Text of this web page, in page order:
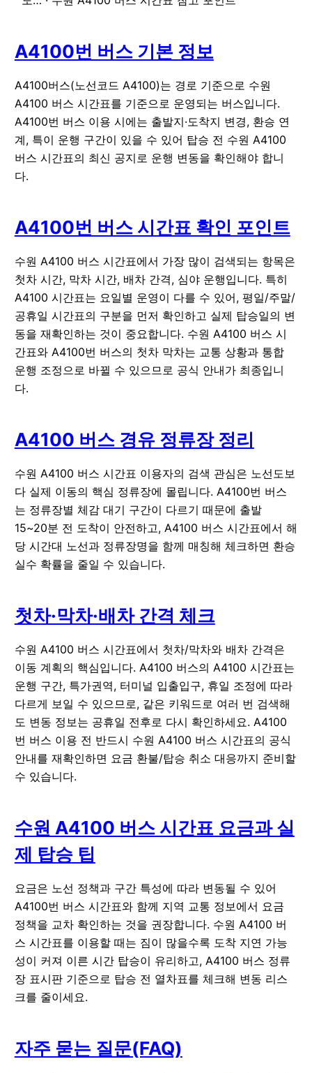
A4100번 버스 기본 정보
A4100버스(노선코드 A4100)는 경로 기준으로 수원
A4100 버스 시간표를 기준으로 운영되는 버스입니다.
A4100번 버스 이용 시에는 출발지·도착지 변경, 환승 연
계, 특이 운행 구간이 있을 수 있어 탑승 전 수원 A4100
버스 시간표의 최신 공지로 운행 변동을 확인해야 합니
다.
A4100번 버스 시간표 확인 포인트
수원 A4100 버스 시간표에서 가장 많이 검색되는 항목은
첫차 시간, 막차 시간, 배차 간격, 심야 운행입니다. 특히
A4100 시간표는 요일별 운영이 다를 수 있어, 평일/주말/
공휴일 시간표의 구분을 먼저 확인하고 실제 탑승일의 변
동을 재확인하는 것이 중요합니다. 수원 A4100 버스 시
간표와 A4100번 버스의 첫차 막차는 교통 상황과 통합
운행 조정으로 바뀔 수 있으므로 공식 안내가 최종입니
다.
A4100 버스 경유 정류장 정리
수원 A4100 버스 시간표 이용자의 검색 관심은 노선도보
다 실제 이동의 핵심 정류장에 몰립니다. A4100번 버스
는 정류장별 체감 대기 구간이 다르기 때문에 출발
15~20분 전 도착이 안전하고, A4100 버스 시간표에서 해
당 시간대 노선과 정류장명을 함께 매칭해 체크하면 환승
실수 확률을 줄일 수 있습니다.
첫차·막차·배차 간격 체크
수원 A4100 버스 시간표에서 첫차/막차와 배차 간격은
이동 계획의 핵심입니다. A4100 버스의 A4100 시간표는
운행 구간, 특가권역, 터미널 입출입구, 휴일 조정에 따라
다르게 보일 수 있으므로, 같은 키워드로 여러 번 검색해
도 변동 정보는 공휴일 전후로 다시 확인하세요. A4100
번 버스 이용 전 반드시 수원 A4100 버스 시간표의 공식
안내를 재확인하면 요금 환불/탑승 취소 대응까지 준비할
수 있습니다.
수원 A4100 버스 시간표 요금과 실
제 탑승 팁
요금은 노선 정책과 구간 특성에 따라 변동될 수 있어
A4100번 버스 시간표와 함께 지역 교통 정보에서 요금
정책을 교차 확인하는 것을 권장합니다. 수원 A4100 버
스 시간표를 이용할 때는 짐이 많을수록 도착 지연 가능
성이 커져 이른 시간 탑승이 유리하고, A4100 버스 정류
장 표시판 기준으로 탑승 전 열차표를 체크해 변동 리스
크를 줄이세요.
자주 묻는 질문(FAQ)